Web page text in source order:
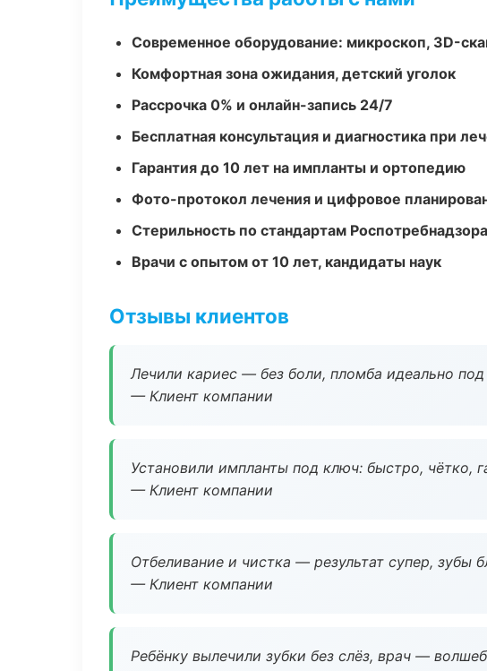
Современное оборудование: микроскоп, 3D-
Комфортная зона ожидания, детский уголок
Рассрочка 0% и онлайн-запись 24/7
Бесплатная консультация и диагностика при
Гарантия до 10 лет на импланты и ортопедию
Фото-протокол лечения и цифровое
Стерильность по стандартам Роспотребнадзора
Врачи с опытом от 10 лет, кандидаты наук
Отзывы клиентов
Лечили кариес — без боли, пломба идеально под
— Клиент компании
Установили импланты под ключ: быстро, чётко,
— Клиент компании
Отбеливание и чистка — результат супер, зубы
— Клиент компании
Ребёнку вылечили зубки без слёз, врач —